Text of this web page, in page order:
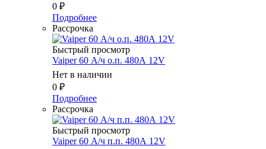
0 ₽
Подробнее
Рассрочка
Быстрый просмотр
Vaiper 60 А/ч о.п. 480А 12V
Нет в наличии
0 ₽
Подробнее
Рассрочка
Быстрый просмотр
Vaiper 60 А/ч п.п. 480А 12V